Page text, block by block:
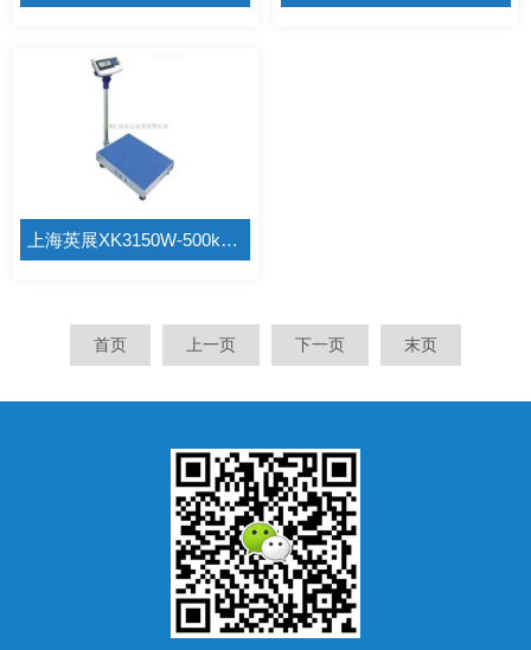
上海英展XK3150W-500kgSB731移动式电子秤
首页 上一页 下一页 末页